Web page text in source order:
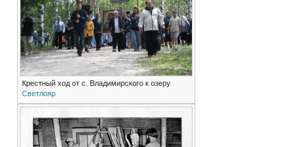
Крестный ход от с. Владимирского к озеру
Светлояр